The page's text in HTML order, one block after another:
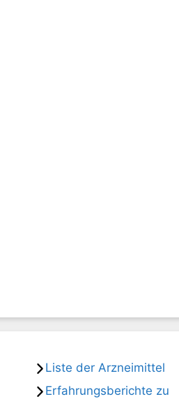
Liste der Arzneimittel
Erfahrungsberichte zu